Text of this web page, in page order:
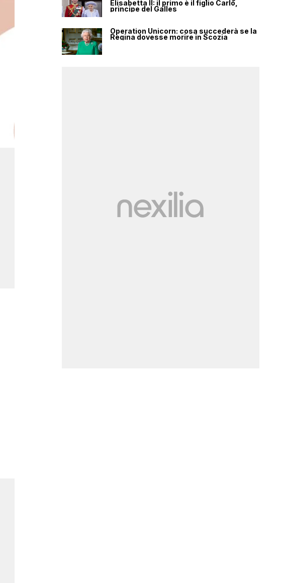
Elisabetta II: il primo è il figlio Carlo,
principe del Galles
Operation Unicorn: cosa succederà se la
Regina dovesse morire in Scozia